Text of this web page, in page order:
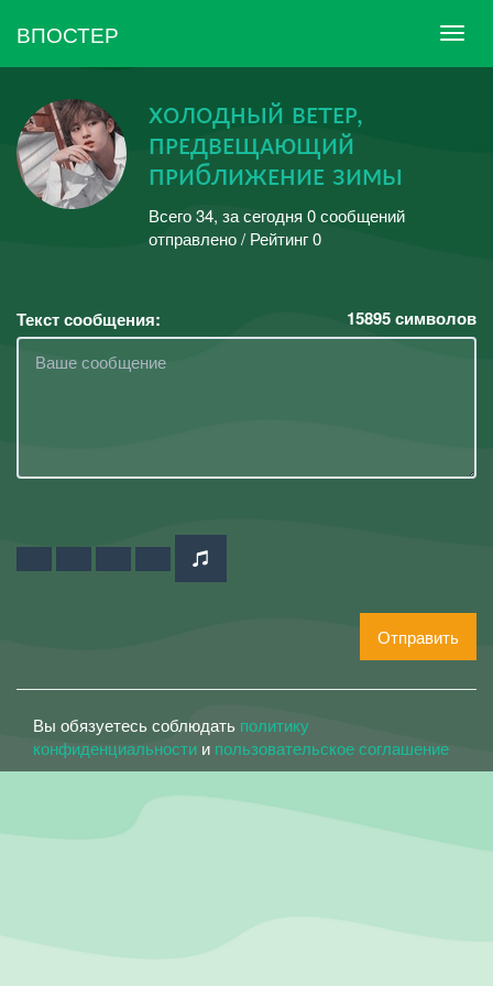
ВПОСТЕР
хᴏлᴏдʜый ʙᴇтᴇᴘ,
пᴘᴇдʙᴇщᴀющий
пᴘиближᴇʜиᴇ зимы
Всего 34, за сегодня 0 сообщений
отправлено / Рейтинг 0
Текст сообщения: 15895символов
Отправить
Вы обязуетесь соблюдать политику
конфиденциальности и пользовательское соглашение